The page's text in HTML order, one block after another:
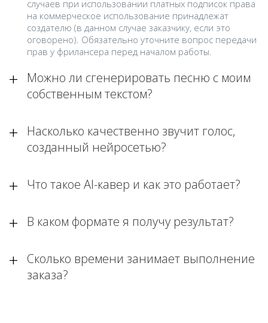
случаев при использовании платных подписок права
на коммерческое использование принадлежат
создателю (в данном случае заказчику, если это
оговорено). Обязательно уточните вопрос передачи
прав у фрилансера перед началом работы.
Можно ли сгенерировать песню с моим
собственным текстом?
Насколько качественно звучит голос,
созданный нейросетью?
Что такое AI-кавер и как это работает?
В каком формате я получу результат?
Сколько времени занимает выполнение
заказа?